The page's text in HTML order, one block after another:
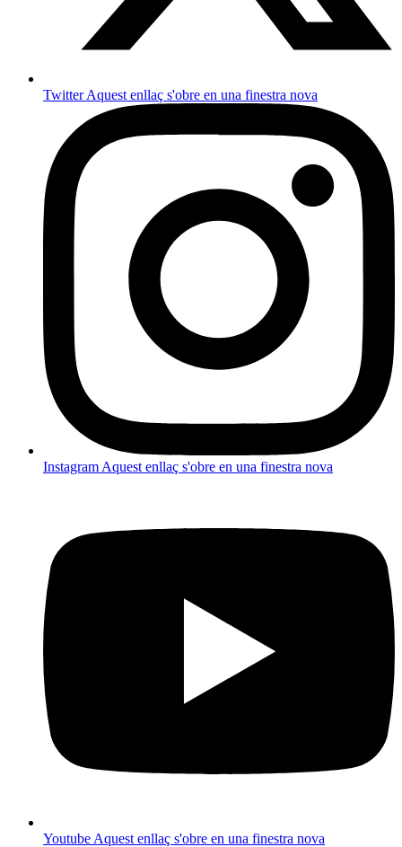
TwitterAquest enllaç s'obre en una finestra nova
Instagram Aquest enllaç s'obre en una finestra nova
Youtube Aquest enllaç s'obre en una finestra nova